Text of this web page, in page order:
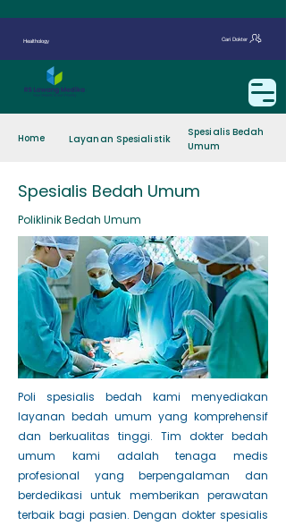
Healthology Cari Dokter
Home Layanan Spesialistik
Spesialis Bedah
Umum
Spesialis Bedah Umum
Poliklinik Bedah Umum
Poli spesialis bedah kami menyediakan
layanan bedah umum yang komprehensif
dan berkualitas tinggi. Tim dokter bedah
umum kami adalah tenaga medis
profesional yang berpengalaman dan
berdedikasi untuk memberikan perawatan
terbaik bagi pasien. Dengan dokter spesialis